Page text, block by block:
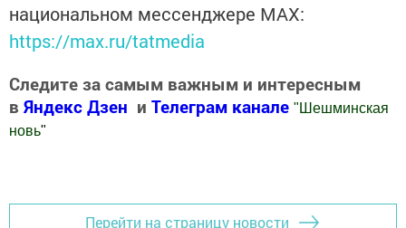
национальном мессенджере MАХ:
https://max.ru/tatmedia
Следите за самым важным и интересным
в Яндекс Дзен и Телеграм канале " Шешминская
новь"
Перейти на страницу новости